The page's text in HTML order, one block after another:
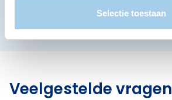
Selectie toestaan
De Meerendonk
Veelgestelde vragen